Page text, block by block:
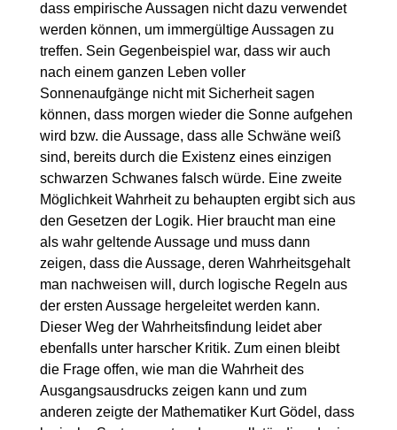
dass empirische Aussagen nicht dazu verwendet
werden können, um immergültige Aussagen zu
treffen. Sein Gegenbeispiel war, dass wir auch
nach einem ganzen Leben voller
Sonnenaufgänge nicht mit Sicherheit sagen
können, dass morgen wieder die Sonne aufgehen
wird bzw. die Aussage, dass alle Schwäne weiß
sind, bereits durch die Existenz eines einzigen
schwarzen Schwanes falsch würde. Eine zweite
Möglichkeit Wahrheit zu behaupten ergibt sich aus
den Gesetzen der Logik. Hier braucht man eine
als wahr geltende Aussage und muss dann
zeigen, dass die Aussage, deren Wahrheitsgehalt
man nachweisen will, durch logische Regeln aus
der ersten Aussage hergeleitet werden kann.
Dieser Weg der Wahrheitsfindung leidet aber
ebenfalls unter harscher Kritik. Zum einen bleibt
die Frage offen, wie man die Wahrheit des
Ausgangsausdrucks zeigen kann und zum
anderen zeigte der Mathematiker Kurt Gödel, dass